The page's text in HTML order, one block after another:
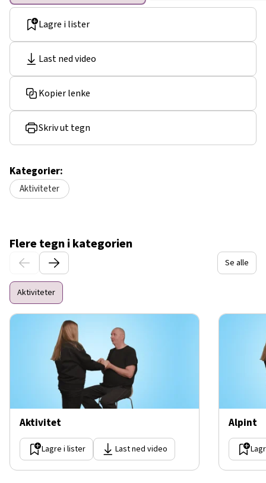
Lagre i lister
Last ned video
Kopier lenke
Skriv ut tegn
Kategorier:
Aktiviteter
Flere tegn i kategorien
Se alle
Aktiviteter
Aktivitet
Lagre i lister Last ned video
Alpint